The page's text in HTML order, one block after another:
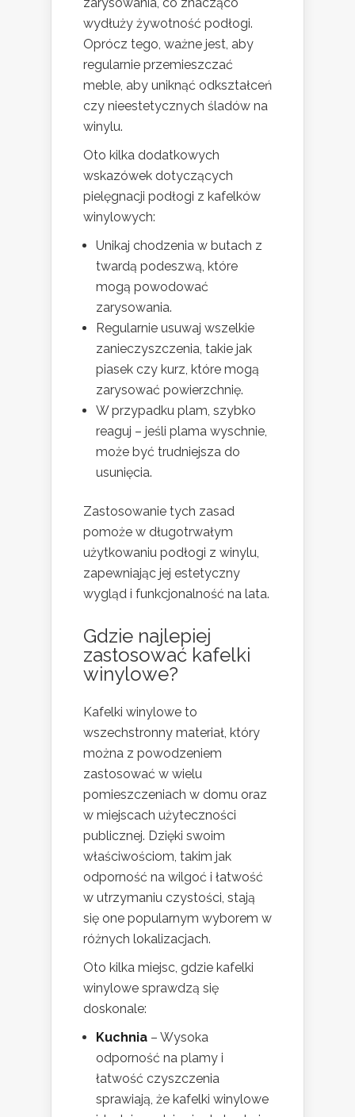
wydłuży żywotność podłogi.
Oprócz tego, ważne jest, aby
regularnie przemieszczać
meble, aby uniknąć odkształceń
czy nieestetycznych śladów na
winylu.
Oto kilka dodatkowych
wskazówek dotyczących
pielęgnacji podłogi z kafelków
winylowych:
Unikaj chodzenia w butach z
twardą podeszwą, które
mogą powodować
zarysowania.
Regularnie usuwaj wszelkie
zanieczyszczenia, takie jak
piasek czy kurz, które mogą
zarysować powierzchnię.
W przypadku plam, szybko
reaguj – jeśli plama wyschnie,
może być trudniejsza do
usunięcia.
Zastosowanie tych zasad
pomoże w długotrwałym
użytkowaniu podłogi z winylu,
zapewniając jej estetyczny
wygląd i funkcjonalność na lata.
Gdzie najlepiej
zastosować kafelki
winylowe?
Kafelki winylowe to
wszechstronny materiał, który
można z powodzeniem
zastosować w wielu
pomieszczeniach w domu oraz
w miejscach użyteczności
publicznej. Dzięki swoim
właściwościom, takim jak
odporność na wilgoć i łatwość
w utrzymaniu czystości, stają
się one popularnym wyborem w
różnych lokalizacjach.
Oto kilka miejsc, gdzie kafelki
winylowe sprawdzą się
doskonale:
Kuchnia – Wysoka
odporność na plamy i
łatwość czyszczenia
sprawiają, że kafelki winylowe